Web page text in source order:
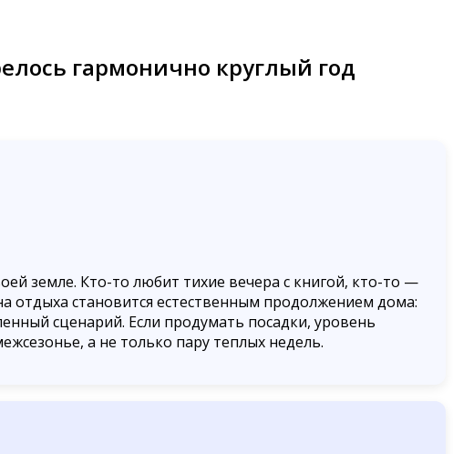
гармонично круглый год
земле. Кто-то любит тихие вечера с книгой, кто-то —
отдыха становится естественным продолжением дома:
сценарий. Если продумать посадки, уровень
а не только пару теплых недель.